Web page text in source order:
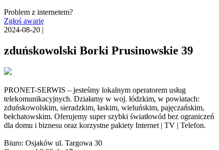
Problem z internetem?
Zgłoś awarię
2024-08-20 |
zduńskowolski Borki Prusinowskie 39
PRONET-SERWIS – jesteśmy lokalnym operatorem usług
telekomunikacyjnych. Działamy w woj. łódzkim, w powiatach:
zduńskowolskim, sieradzkim, łaskim, wieluńskim, pajęczańskim,
bełchatowskim. Oferujemy super szybki światłowód bez ograniczeń
dla domu i biznesu oraz korzystne pakiety Internet | TV | Telefon.
Biuro: Osjaków ul. Targowa 30